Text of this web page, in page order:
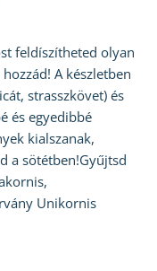
feldíszítheted olyan
A készletben
strasszkövet) és
és egyedibbé
kialszanak,
a sötétben!Gyűjtsd
Unikornis